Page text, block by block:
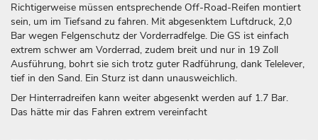
Richtigerweise müssen entsprechende Off-Road-Reifen montiert
sein, um im Tiefsand zu fahren. Mit abgesenktem Luftdruck, 2,0
Bar wegen Felgenschutz der Vorderradfelge. Die GS ist einfach
extrem schwer am Vorderrad, zudem breit und nur in 19 Zoll
Ausführung, bohrt sie sich trotz guter Radführung, dank Telelever,
tief in den Sand. Ein Sturz ist dann unausweichlich.
Der Hinterradreifen kann weiter abgesenkt werden auf 1.7 Bar.
Das hätte mir das Fahren extrem vereinfacht